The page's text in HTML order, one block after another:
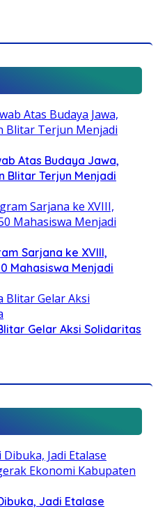
Atas Budaya Jawa,
Blitar Terjun Menjadi
Sarjana ke XVIII,
Mahasiswa Menjadi
Gelar Aksi Solidaritas
Jadi Etalase